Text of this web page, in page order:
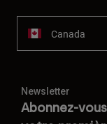
Canada
Newsletter
Abonnez-